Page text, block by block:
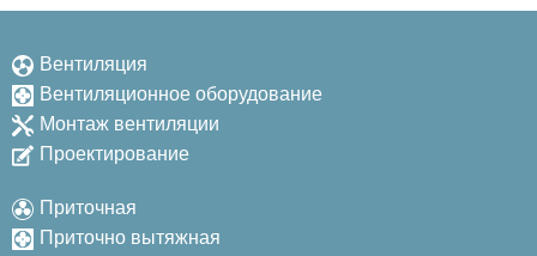
Вентиляция
Вентиляционное оборудование
Монтаж вентиляции
Проектирование
Приточная
Приточно вытяжная